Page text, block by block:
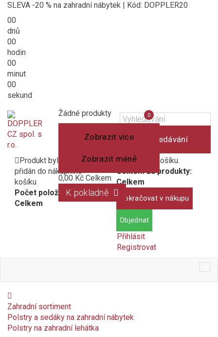
SLEVA -20 % na zahradní nábytek | Kód: DOPPLER20
00
dnů
00
hodin
00
minut
00
sekund
Vyhledávání
Košík
(prázdný)
Žádné produkty
Zobrazit více
Zobrazit méně
0,00 Kč Celkem
K pokladně
Produkt byl úspěšně
přidán do nákupního
košíku
Počet položek:
Celkem
1 produkt v košíku.
Celkem za produkty:
Celkem
Pokračovat v nákupu
Objednat
Přihlásit
Registrovat
Porovnání
produktů
0
Zahradní sortiment
Polstry a sedáky na zahradní nábytek
Polstry na zahradní lehátka